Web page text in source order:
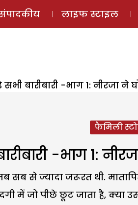
लाइफ स्टाइल
सभी बारीबारी -भाग 1: नीरजा ने
फैमिली
-भाग 1:
सब से ज्यादा जरूरत थी.
में जो पीछे छूट जाता है, क्या